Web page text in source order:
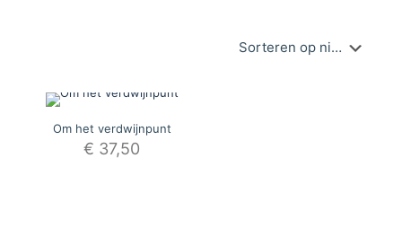
Om het verdwijnpunt
€ 37,50